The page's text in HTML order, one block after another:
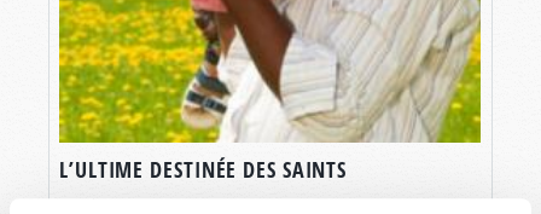
L’ULTIME DESTINÉE DES SAINTS